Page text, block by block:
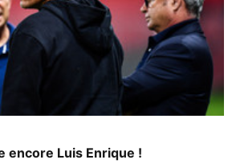
encore Luis Enrique !